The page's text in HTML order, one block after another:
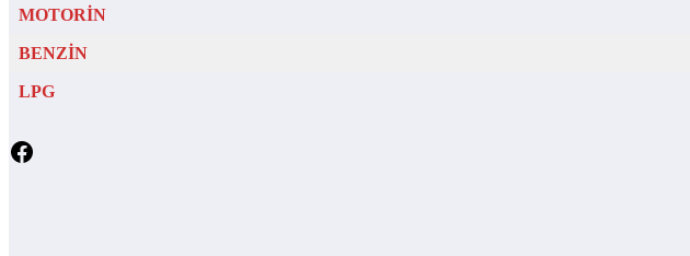
MOTORİN
BENZİN
LPG
Facebook